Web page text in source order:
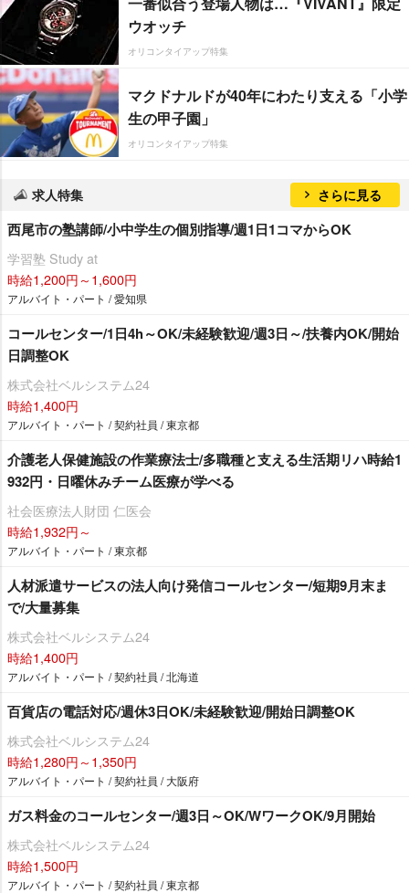
ウオッチ
オリコンタイアップ特集
マクドナルドが40年にわたり支える「小学
生の甲子園」
オリコンタイアップ特集
求人特集 さらに見る
西尾市の塾講師/小中学生の個別指導/週1日1コマからOK
学習塾 Study at
時給1,200円～1,600円
アルバイト・パート / 愛知県
コールセンター/1日4h～OK/未経験歓迎/週3日～/扶養内OK/開始
日調整OK
株式会社ベルシステム24
時給1,400円
アルバイト・パート / 契約社員 / 東京都
介護老人保健施設の作業療法士/多職種と支える生活期リハ時給1
932円・日曜休みチーム医療が学べる
社会医療法人財団 仁医会
時給1,932円～
アルバイト・パート / 東京都
人材派遣サービスの法人向け発信コールセンター/短期9月末ま
で/大量募集
株式会社ベルシステム24
時給1,400円
アルバイト・パート / 契約社員 / 北海道
百貨店の電話対応/週休3日OK/未経験歓迎/開始日調整OK
株式会社ベルシステム24
時給1,280円～1,350円
アルバイト・パート / 契約社員 / 大阪府
ガス料金のコールセンター/週3日～OK/WワークOK/9月開始
株式会社ベルシステム24
時給1,500円
アルバイト・パート / 契約社員 / 東京都